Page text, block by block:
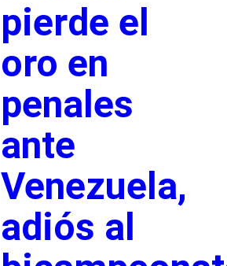
pierde el
oro en
penales
ante
Venezuela,
adiós al